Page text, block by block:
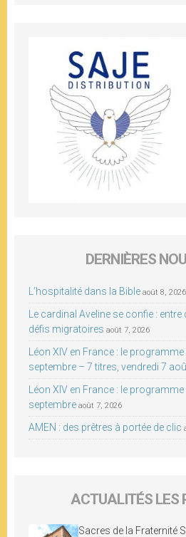
DERNIÈRES
L’hospitalité dans la Bible août 8, 2026
Le cardinal Aveline se confie :
défis migratoires août 7, 2026
Léon XIV en France : le
septembre – 7 titres, vendredi 7
Léon XIV en France : le
septembre août 7, 2026
AMEN : des prêtres à portée de clic
ACTUALITÉS LES
Sacres de la Fraternité